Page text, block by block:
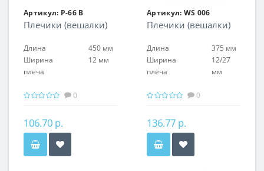
Артикул: P-66 B
Плечики (вешалки)
Длина
450 мм
Ширина
плеча
12 мм
0
106.70 р.
Артикул: WS 006
Плечики (вешалки)
Длина
375 мм
Ширина
плеча
12/27
мм
0
136.77 р.